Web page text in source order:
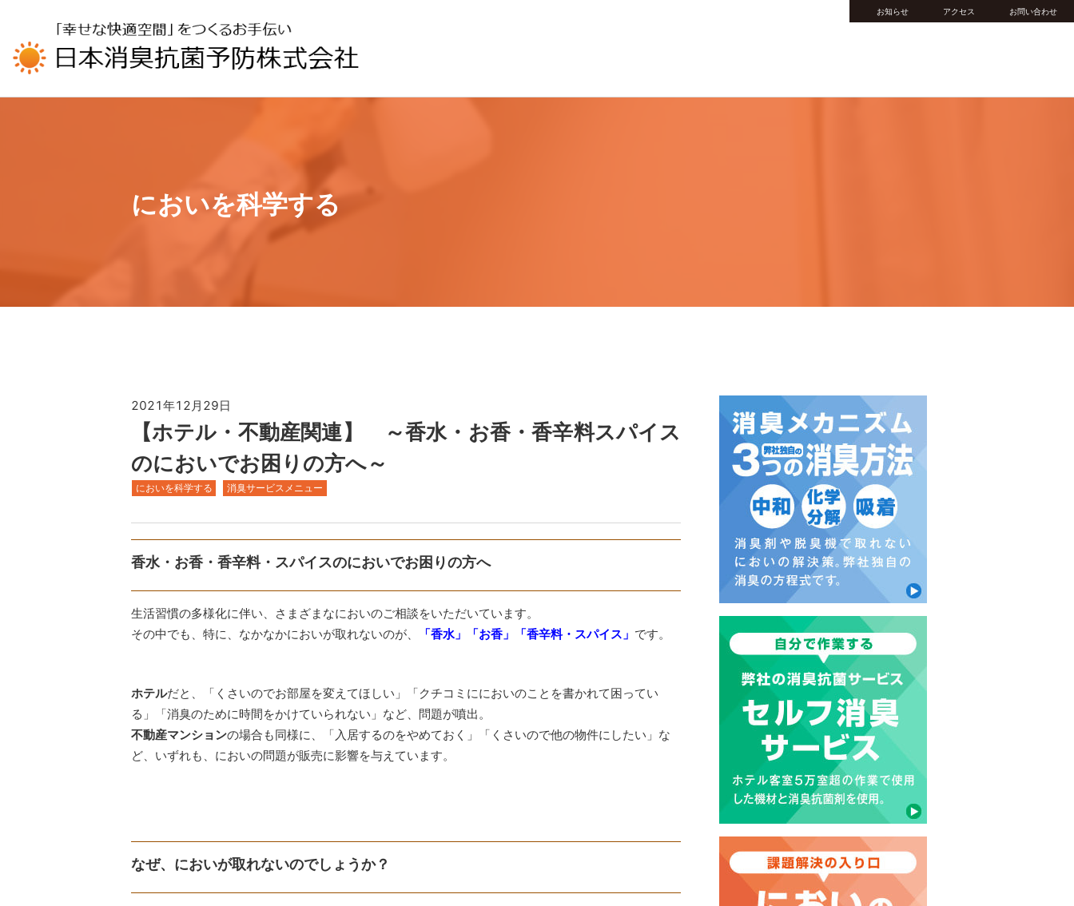
お知らせ アクセス お問い合わせ
においを科学する
2021年12月29日
【ホテル・不動産関連】 ～香水・お香・香辛料スパイス
のにおいでお困りの方へ～
においを科学する 消臭サービスメニュー
香水・お香・香辛料・スパイスのにおいでお困りの方へ
生活習慣の多様化に伴い、さまざまなにおいのご相談をいただいています。
その中でも、特に、なかなかにおいが取れないのが、
「香水」「お香」「香辛料・スパイス」 です。
ホテルだと、「くさいのでお部屋を変えてほしい」「クチコミににおいのことを書かれて困ってい
る」「消臭のために時間をかけていられない」など、問題が噴出。
不動産マンションの場合も同様に、「入居するのをやめておく」「くさいので他の物件にしたい」な
ど、いずれも、においの問題が販売に影響を与えています。
なぜ、においが取れないのでしょうか？